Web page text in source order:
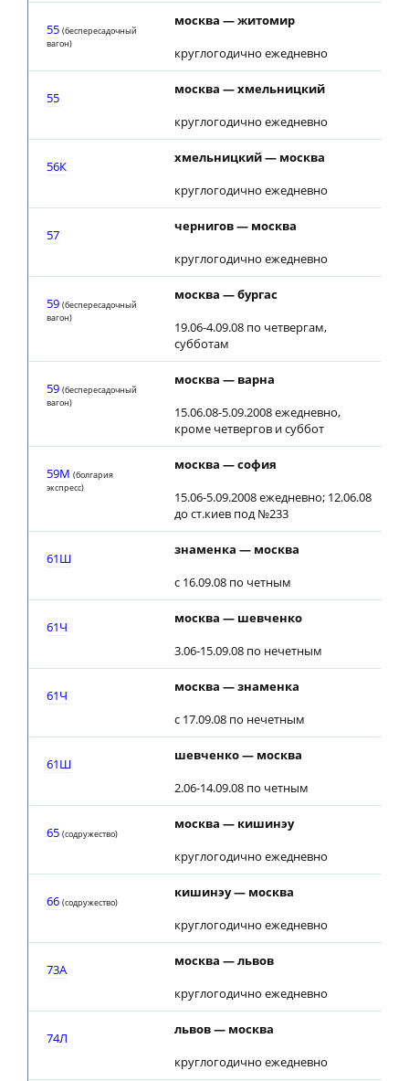
55 (беспересадочный
вагон)
москва — житомир
круглогодично ежедневно
55
москва — хмельницкий
круглогодично ежедневно
56К
хмельницкий — москва
круглогодично ежедневно
57
чернигов — москва
круглогодично ежедневно
59 (беспересадочный
вагон)
москва — бургас
19.06-4.09.08 по четвергам,
субботам
59 (беспересадочный
вагон)
москва — варна
15.06.08-5.09.2008 ежедневно,
кроме четвергов и суббот
59М (болгария
экспресс)
москва — софия
15.06-5.09.2008 ежедневно; 12.06.08
до ст.киев под №233
61Ш
знаменка — москва
с 16.09.08 по четным
61Ч
москва — шевченко
3.06-15.09.08 по нечетным
61Ч
москва — знаменка
с 17.09.08 по нечетным
61Ш
шевченко — москва
2.06-14.09.08 по четным
65 (содружество)
москва — кишинэу
круглогодично ежедневно
66 (содружество)
кишинэу — москва
круглогодично ежедневно
73A
москва — львов
круглогодично ежедневно
74Л
львов — москва
круглогодично ежедневно